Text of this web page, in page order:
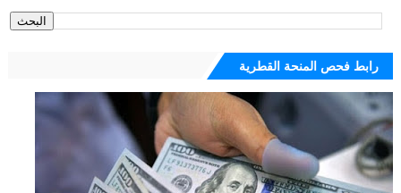
رابط فحص المنحة القطرية